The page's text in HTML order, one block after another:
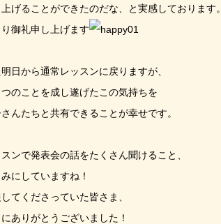
げることができたのだな、と実感しております。
御礼申し上げます
明日から通常レッスンに戻りますが、
のことを成し遂げたこの気持ちを
んたちと共有できることが幸せです。
スンで発表会の話をたくさん聞けること、
にしていますね！
てくださっていた皆さま、
ありがとうございました！